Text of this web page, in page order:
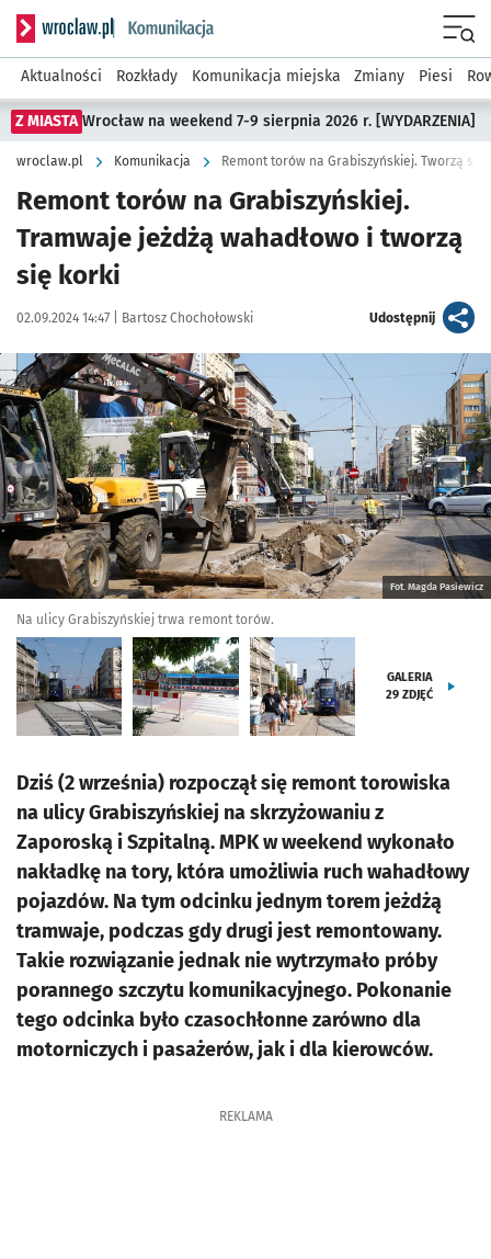
Serwis informacyjny wroclaw.pl podserwis: Komunikacja
Aktualności Rozkłady Komunikacja miejska Zmiany Piesi
Z MIASTA Wrocław na weekend 7-9 sierpnia 2026 r. [WYDARZENIA]
wroclaw.pl Komunikacja Remont torów na Grabiszyńskiej. Tworzą się
Remont torów na Grabiszyńskiej.
Tramwaje jeżdżą wahadłowo i tworzą
się korki
Data publikacji:
02.09.2024 14:47 | Autor:
Bartosz Chochołowski Udostępnijartykuł
Kliknij, aby zobaczyć galerię
Fot. Magda Pasiewicz
Na ulicy Grabiszyńskiej trwa remont torów.
GALERIA
29 ZDJĘĆ
Dziś (2 września) rozpoczął się remont torowiska
na ulicy Grabiszyńskiej na skrzyżowaniu z
Zaporoską i Szpitalną. MPK w weekend wykonało
nakładkę na tory, która umożliwia ruch wahadłowy
pojazdów. Na tym odcinku jednym torem jeżdżą
tramwaje, podczas gdy drugi jest remontowany.
Takie rozwiązanie jednak nie wytrzymało próby
porannego szczytu komunikacyjnego. Pokonanie
tego odcinka było czasochłonne zarówno dla
motorniczych i pasażerów, jak i dla kierowców.
REKLAMA